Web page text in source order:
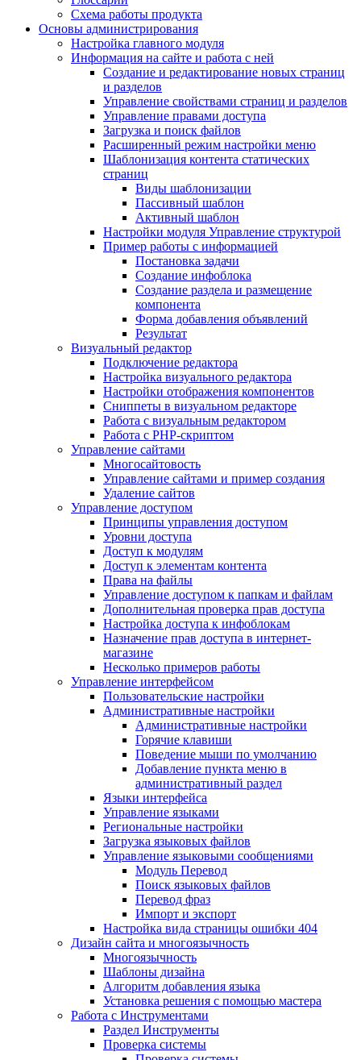
Схема работы продукта
Основы администрирования
Настройка главного модуля
Информация на сайте и работа с ней
Создание и редактирование новых страниц
и разделов
Управление свойствами страниц и разделов
Управление правами доступа
Загрузка и поиск файлов
Расширенный режим настройки меню
Шаблонизация контента статических
страниц
Виды шаблонизации
Пассивный шаблон
Активный шаблон
Настройки модуля Управление структурой
Пример работы с информацией
Постановка задачи
Создание инфоблока
Создание раздела и размещение
компонента
Форма добавления объявлений
Результат
Визуальный редактор
Подключение редактора
Настройка визуального редактора
Настройки отображения компонентов
Сниппеты в визуальном редакторе
Работа с визуальным редактором
Работа с PHP-скриптом
Управление сайтами
Многосайтовость
Управление сайтами и пример создания
Удаление сайтов
Управление доступом
Принципы управления доступом
Уровни доступа
Доступ к модулям
Доступ к элементам контента
Права на файлы
Управление доступом к папкам и файлам
Дополнительная проверка прав доступа
Настройка доступа к инфоблокам
Назначение прав доступа в интернет-
магазине
Несколько примеров работы
Управление интерфейсом
Пользовательские настройки
Административные настройки
Административные настройки
Горячие клавиши
Поведение мыши по умолчанию
Добавление пункта меню в
административный раздел
Языки интерфейса
Управление языками
Региональные настройки
Загрузка языковых файлов
Управление языковыми сообщениями
Mодуль Перевод
Поиск языковых файлов
Перевод фраз
Импорт и экспорт
Настройка вида страницы ошибки 404
Дизайн сайта и многоязычность
Многоязычность
Шаблоны дизайна
Алгоритм добавления языка
Установка решения с помощью мастера
Работа с Инструментами
Раздел Инструменты
Проверка системы